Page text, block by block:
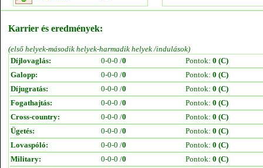
Karrier és eredmények:
(első helyek-második helyek-harmadik helyek /indulások)
Díjlovaglás:
0-0-0 /0 Pontok: 0 (C)
Galopp:
0-0-0 /0 Pontok: 0 (C)
Díjugratás:
0-0-0 /0 Pontok: 0 (C)
Fogathajtás:
0-0-0 /0 Pontok: 0 (C)
Cross-country:
0-0-0 /0 Pontok: 0 (C)
Ügetés:
0-0-0 /0 Pontok: 0 (C)
Lovaspóló:
0-0-0 /0 Pontok: 0 (C)
Military:
0-0-0 /0 Pontok: 0 (C)